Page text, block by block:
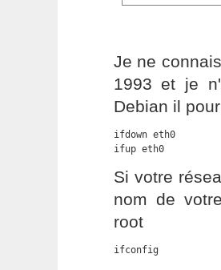
Je ne
1993 et je
Debian il
ifdown eth0
ifup eth0
Si votre
nom de
root
ifconfig